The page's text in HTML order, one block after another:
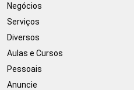
Negócios
Serviços
Diversos
Aulas e Cursos
Pessoais
Anuncie